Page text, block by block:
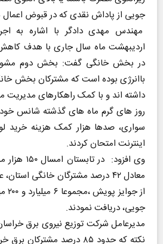
جویی از پاداش نقدی که در قبوض
مهندس مهدی دادگر با اشاره به
در بخش خانگی گفت: بخش دوم
باانرژی بوده است که مشترکان بخش
داشته اند و با کمک راهکارهای
روز های گرم ماه های گذشته شانس
سواری، صدها هزار کمک هزینه خرید
اینترنت امتحان کردند.
وی افزود:
معادل ۴۲ درصد مشترگان خانگی
از
جویی، دریافت نمودند.
مدیرعامل شرکت توزیع نیروی برق
نکته که حدود ۸۵ درصد